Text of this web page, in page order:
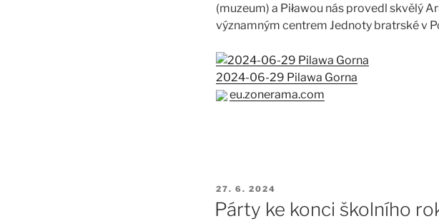
(muzeum) a Piławou nás provedl skvělý
významným centrem Jednoty bratrské v
2024-06-29 Pilawa Gorna
eu.zonerama.com
PUBLIKOVÁNO
27. 6. 2024
Párty ke konci školního